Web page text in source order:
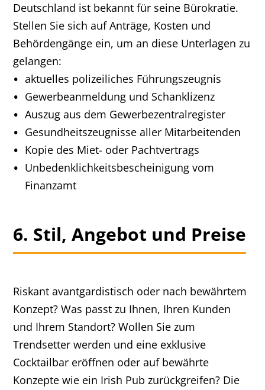
Deutschland ist bekannt für seine Bürokratie.
Stellen Sie sich auf Anträge, Kosten und
Behördengänge ein, um an diese Unterlagen zu
gelangen:
aktuelles polizeiliches Führungszeugnis
Gewerbeanmeldung und Schanklizenz
Auszug aus dem Gewerbezentralregister
Gesundheitszeugnisse aller Mitarbeitenden
Kopie des Miet- oder Pachtvertrags
Unbedenklichkeitsbescheinigung vom
Finanzamt
6. Stil, Angebot und Preise
Riskant avantgardistisch oder nach bewährtem
Konzept? Was passt zu Ihnen, Ihren Kunden
und Ihrem Standort? Wollen Sie zum
Trendsetter werden und eine exklusive
Cocktailbar eröffnen oder auf bewährte
Konzepte wie ein Irish Pub zurückgreifen? Die